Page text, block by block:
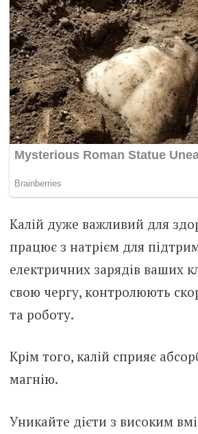
Калій дуже важливий для
працює з натрієм для
електричних зарядів ваших
свою чергу, контролюють
та роботу.
Крім того, калій сприяє
магнію.
Уникайте дієти з високим